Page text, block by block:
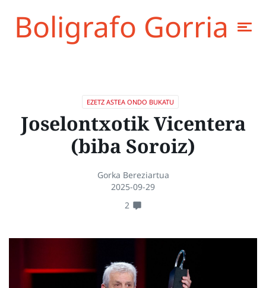
Boligrafo Gorria
EZETZ ASTEA ONDO BUKATU
Joselontxotik Vicentera
(biba Soroiz)
Gorka Bereziartua
2025-09-29
2